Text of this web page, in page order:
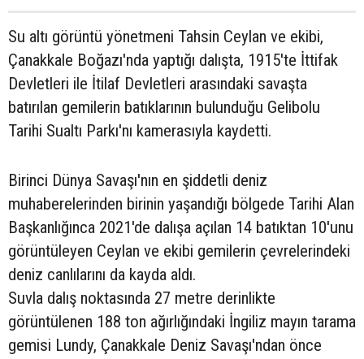
Su altı görüntü yönetmeni Tahsin Ceylan ve ekibi,
Çanakkale Boğazı'nda yaptığı dalışta, 1915'te İttifak
Devletleri ile İtilaf Devletleri arasındaki savaşta
batırılan gemilerin batıklarının bulunduğu Gelibolu
Tarihi Sualtı Parkı'nı kamerasıyla kaydetti.
Birinci Dünya Savaşı'nın en şiddetli deniz
muhaberelerinden birinin yaşandığı bölgede Tarihi Alan
Başkanlığınca 2021'de dalışa açılan 14 batıktan 10'unu
görüntüleyen Ceylan ve ekibi gemilerin çevrelerindeki
deniz canlılarını da kayda aldı.
Suvla dalış noktasında 27 metre derinlikte
görüntülenen 188 ton ağırlığındaki İngiliz mayın tarama
gemisi Lundy, Çanakkale Deniz Savaşı'ndan önce